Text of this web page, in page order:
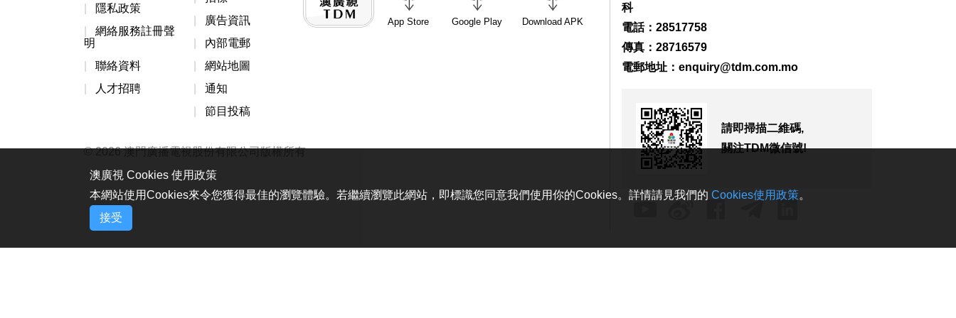
隱私政策
網絡服務註冊聲
明
聯絡資料
人才招聘
廣告資訊
內部電郵
網站地圖
通知
節目投稿
App Store Google Play Download APK
© 2026 澳門廣播電視股份有限公司版權所有
科
電話：28517758
傳真：28716579
電郵地址： enquiry@tdm.com.mo
請即掃描二維碼,
關注TDM微信號!
澳廣視 Cookies 使用政策
本網站使用Cookies來令您獲得最佳的瀏覽體驗。若繼續瀏覽此網站，即標識您同意我們使用你的Cookies。詳情請見我們的 Cookies使用政策。
接受